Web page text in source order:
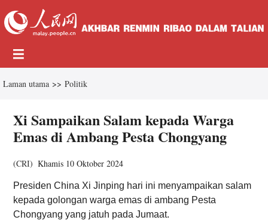
Laman utama >> Politik
Xi Sampaikan Salam kepada Warga
Emas di Ambang Pesta Chongyang
(CRI) Khamis 10 Oktober 2024
Presiden China Xi Jinping hari ini menyampaikan salam
kepada golongan warga emas di ambang Pesta
Chongyang yang jatuh pada Jumaat.